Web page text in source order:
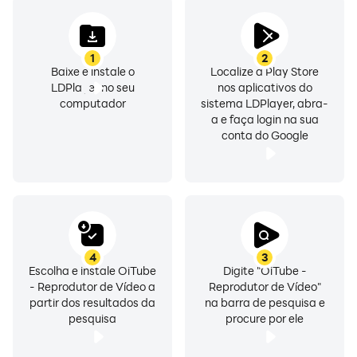
Controle simples de brilho e volume no Oi Play
Selecione a velocidade de reprodução adequada
Modo escuro disponível
Player for your Offline Files
Este poderoso reprodutor de mídia offline suporta
lugar após a importação, mesmo sem conexão com a
Background Play For Videos
Aproveite a reprodução em segundo plano no OiTube,
1
Baixe e instale o
LDPlayer no seu
computador
2
Localize a Play Store
nos aplicativos do
sistema LDPlayer, abra-
a e faça login na sua
conta do Google
3
Digite "OiTube -
Reprodutor de Vídeo"
na barra de pesquisa e
procure por ele
4
Escolha e instale OiTube
- Reprodutor de Vídeo a
partir dos resultados da
pesquisa